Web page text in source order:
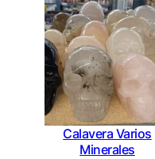
Calavera Varios
Minerales